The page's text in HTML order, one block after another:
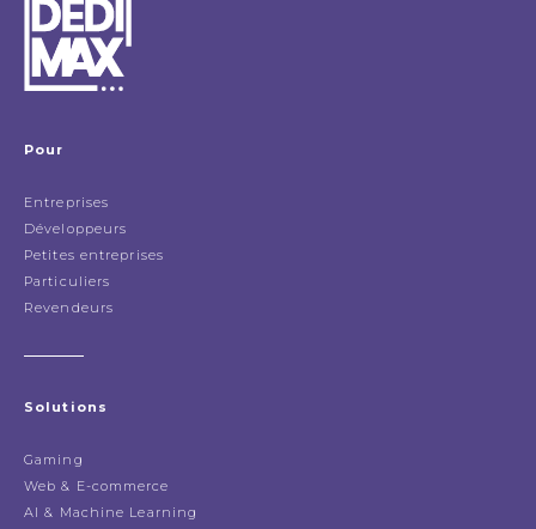
Pour
Entreprises
Développeurs
Petites entreprises
Particuliers
Revendeurs
Solutions
Gaming
Web & E-commerce
AI & Machine Learning